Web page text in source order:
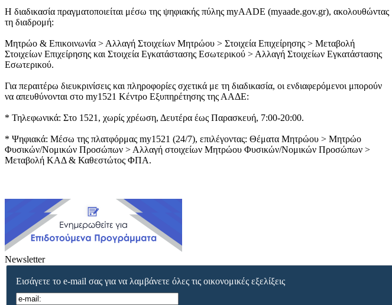
Η διαδικασία πραγματοποιείται μέσω της ψηφιακής πύλης myAADE (myaade.gov.gr), ακολουθώντας
τη διαδρομή:
Μητρώο & Επικοινωνία > Αλλαγή Στοιχείων Μητρώου > Στοιχεία Επιχείρησης > Μεταβολή
Στοιχείων Επιχείρησης και Στοιχεία Εγκατάστασης Εσωτερικού > Αλλαγή Στοιχείων Εγκατάστασης
Εσωτερικού.
Για περαιτέρω διευκρινίσεις και πληροφορίες σχετικά με τη διαδικασία, οι ενδιαφερόμενοι μπορούν
να απευθύνονται στο my1521 Κέντρο Εξυπηρέτησης της ΑΑΔΕ:
* Τηλεφωνικά: Στο 1521, χωρίς χρέωση, Δευτέρα έως Παρασκευή, 7:00-20:00.
* Ψηφιακά: Μέσω της πλατφόρμας my1521 (24/7), επιλέγοντας: Θέματα Μητρώου > Μητρώο
Φυσικών/Νομικών Προσώπων > Αλλαγή στοιχείων Μητρώου Φυσικών/Νομικών Προσώπων >
Μεταβολή ΚΑΔ & Καθεστώτος ΦΠΑ.
Newsletter
Εισάγετε το e-mail σας για να λαμβάνετε όλες τις οικονομικές εξελίξεις